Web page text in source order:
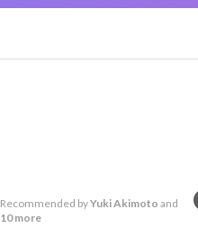
Recommended byYuki Akimoto and
10 more